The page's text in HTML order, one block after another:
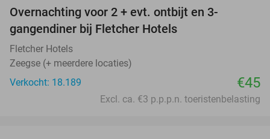
Overnachting voor 2 + evt. ontbijt en 3-
gangendiner bij Fletcher Hotels
Fletcher Hotels
Zeegse (+ meerdere locaties)
Verkocht: 18.189
€45
Excl. ca. €3 p.p.p.n. toeristenbelasting